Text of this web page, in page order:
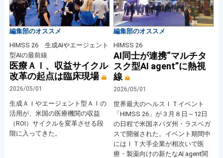
編集部のオススメ
HIMSS 26 生成AIやエージェント
型AIの最前線
医療ＡＩ、収益サイクル
改革の起点は臨床現場
2026/05/01
生成ＡＩやエージェント型ＡＩの
活用が、米国の医療機関の収益
（ROI）サイクルを変革させる段
階に入ってきた。
編集部のオススメ
HIMSS 26
AI同士が連携“マルチタ
スク型AI agent”に熱視
線
2026/05/01
世界最大のヘルスＩＴイベント
「HIMSS 26」が３月８日～12日
の日程で米国ネバダ州・ラスベガ
スで開催された。イベント期間中
にはＩＴ大手企業が相次いで医
療・製薬向けの新たなAI agent関